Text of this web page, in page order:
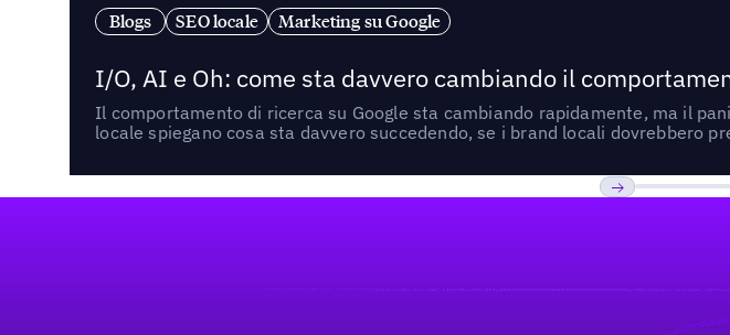
Blogs SEO locale Marketing su Google
I/O, AI e Oh: come sta davvero cambiando il
Il comportamento di ricerca su Google sta cambiando rapidamente, ma il
locale spiegano cosa sta davvero succedendo, se i brand locali dovrebbero